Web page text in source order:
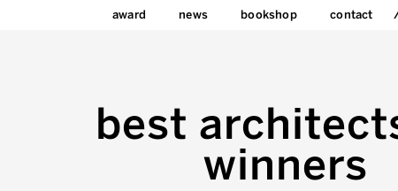
award news bookshop contact
best
winners